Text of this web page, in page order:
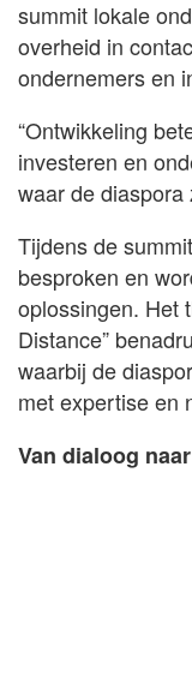
summit lokale
overheid in
ondernemers en
“Ontwikkeling
investeren en
waar de diaspora
Tijdens de
besproken en
oplossingen. Het
Distance”
waarbij de
met expertise en
Van dialoog